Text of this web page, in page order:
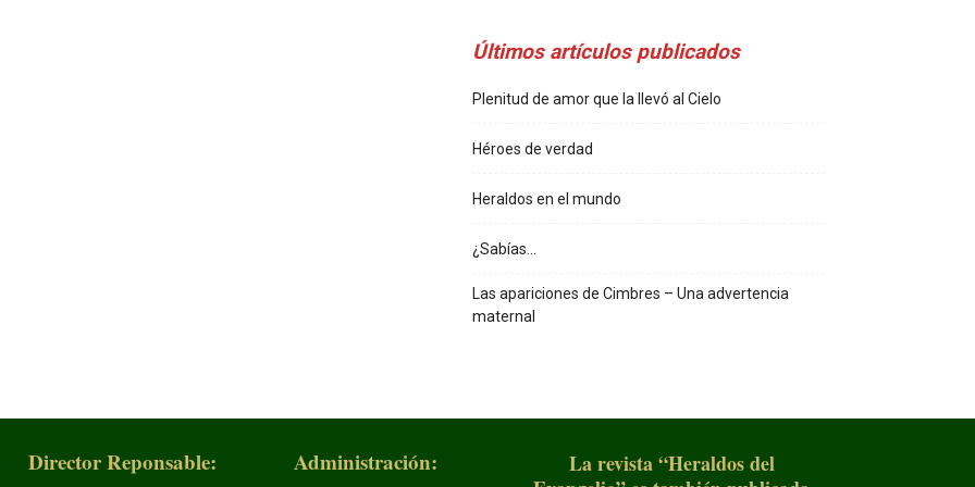
Últimos artículos publicados
Plenitud de amor que la llevó al Cielo
Héroes de verdad
Heraldos en el mundo
¿Sabías…
Las apariciones de Cimbres – Una advertencia
maternal
Director Reponsable: Administración:
La revista “Heraldos del